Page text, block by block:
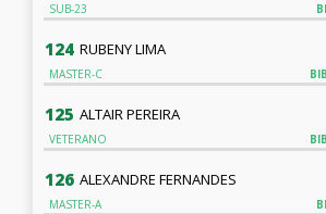
SUB-23
124
BIB
RUBENY LIMA
MASTER-C
125
BIB
ALTAIR PEREIRA
VETERANO
126 ALEXANDRE FERNANDES
MASTER-A